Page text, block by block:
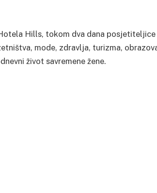
Hills, tokom dva dana
mode, zdravlja, turizma,
život savremene žene.